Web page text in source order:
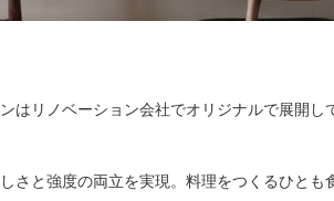
はリノベーション会社でオリジナルで展開し
さと強度の両立を実現。料理をつくるひとも